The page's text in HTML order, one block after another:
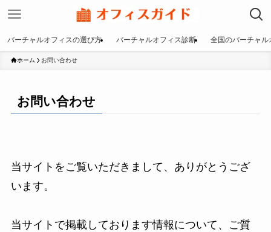
バーチャルオフィスの選び方 バーチャルオフィス診断 全国のバーチャル
ホーム お問い合わせ
お問い合わせ
当サイトをご覧いただきまして、ありがとうござ
います。
当サイトで掲載しております情報について、ご質